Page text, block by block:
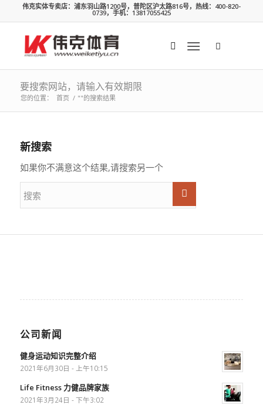
伟克实体专卖店：浦东羽山路1200号，普陀区沪太路816号，热线：400-820-
0739，手机：13817055425
要搜索网站，请输入有效期限
您的位置： 首页 / ""的搜索结果
新搜索
如果你不满意这个结果,请搜索另一个
公司新闻
健身运动知识完整介绍
2021年6月30日 - 上午10:15
Life Fitness 力健品牌家族
2021年3月24日 - 下午3:02